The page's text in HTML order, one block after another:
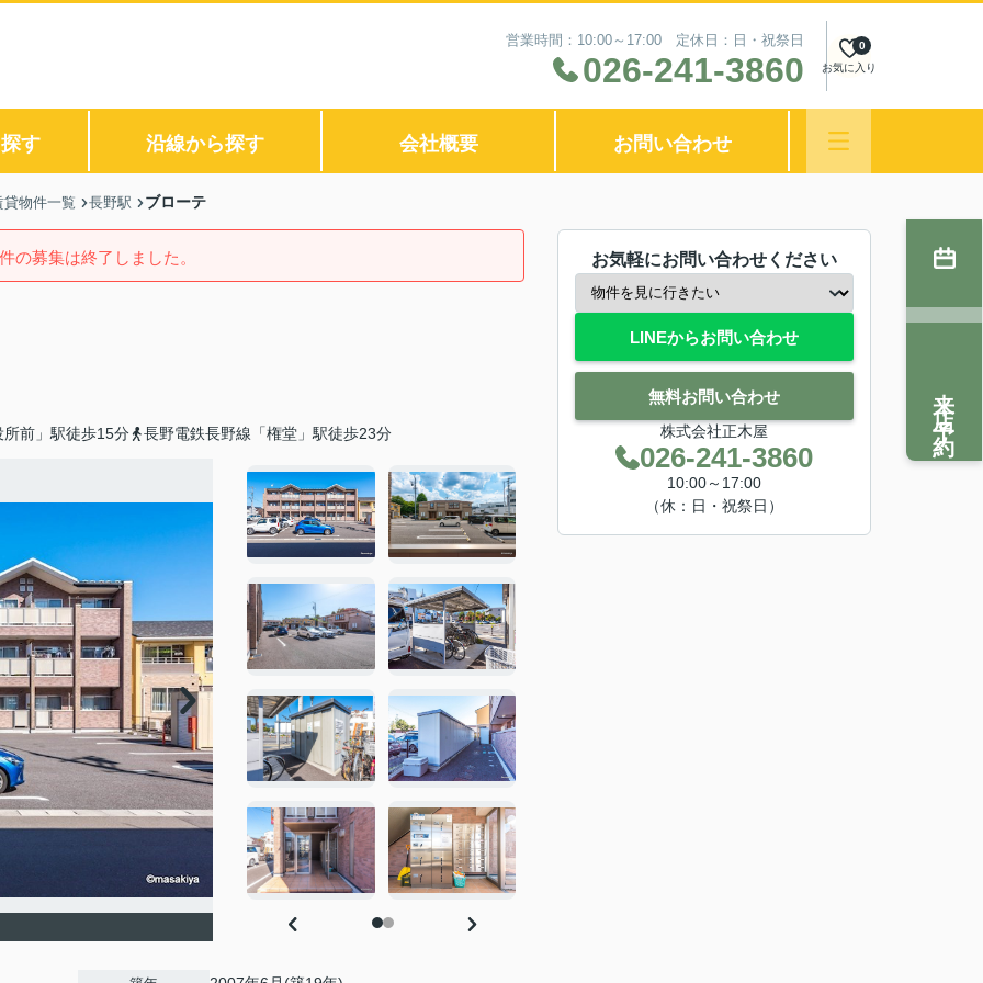
営業時間：10:00～17:00 定休日：日・祝祭日
026-241-3860 お気に入り
0
す 沿線から探す 会社概要 お問い合わせ
物件一覧 長野駅 ブローテ
の募集は終了しました。
前」駅徒歩15分 長野電鉄長野線「権堂」駅徒歩23分
お気軽にお問い合わせください
LINEからお問い合わせ
無料お問い合わせ
株式会社正木屋
026-241-3860
10:00～17:00
（休：日・祝祭日）
来店予約